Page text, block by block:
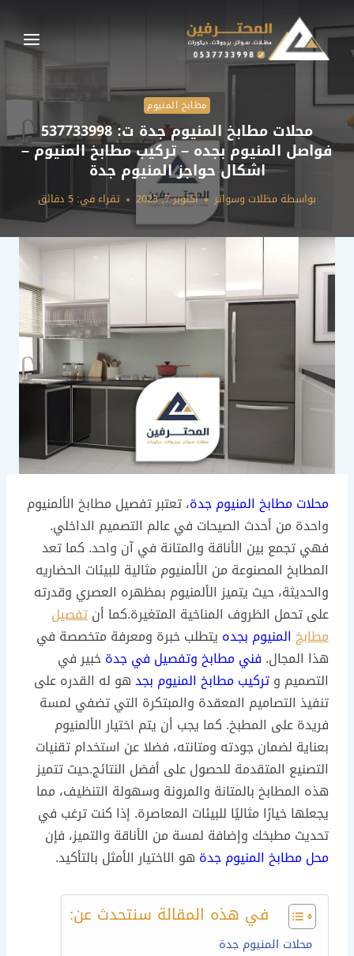
إلى
المحتوى
مطابخ المنيوم
محلات مطابخ المنيوم جدة ت: 537733998
فواصل المنيوم بجده – تركيب مطابخ المنيوم –
اشكال حواجز المنيوم جدة
بواسطة مظلات وسواتر أكتوبر 7, 2023 تقراء في: دقائق
محلات مطابخ المنيوم جدة، تعتبر تفصيل مطابخ الألمنيوم
واحدة من أحدث الصيحات في عالم التصميم الداخلي.
فهي تجمع بين الأناقة والمتانة في آن واحد. كما تعد
المطابخ المصنوعة من الألمنيوم مثالية للبيئات الحضاريه
والحديثة، حيث يتميز الألمنيوم بمظهره العصري وقدرته
على تحمل الظروف المناخية المتغيرة.كما أنتفصيل
مطابخ المنيوم بجده يتطلب خبرة ومعرفة متخصصة في
هذا المجال. فني مطابخ وتفصيل في جدةخبير في
التصميم وتركيب مطابخ المنيوم بجدهو له القدره على
تنفيذ التصاميم المعقدة والمبتكرة التي تضفي لمسة
فريدة على المطبخ. كما يجب أن يتم اختيار الألمنيوم
بعناية لضمان جودته ومتانته، فضلا عن استخدام تقنيات
التصنيع المتقدمة للحصول على أفضل النتائج.حيث تتميز
هذه المطابخ بالمتانة والمرونة وسهولة التنظيف، مما
يجعلها خيارًا مثاليًا للبيئات المعاصرة. إذا كنت ترغب في
تحديث مطبخك وإضافة لمسة من الأناقة والتميز، فإن
محل مطابخ المنيوم جدة هو الاختيار الأمثل بالتأكيد.
في هذه المقالة سنتحدث عن:
محلات المنيوم جدة